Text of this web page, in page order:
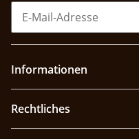
Informationen
Rechtliches